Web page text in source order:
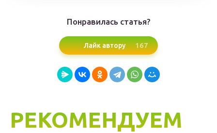
Понравилась статья?
Лайк автору 167
РЕКОМЕНДУЕМ